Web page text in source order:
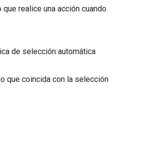
realice una acción cuando
de selección automática
que coincida con la selección